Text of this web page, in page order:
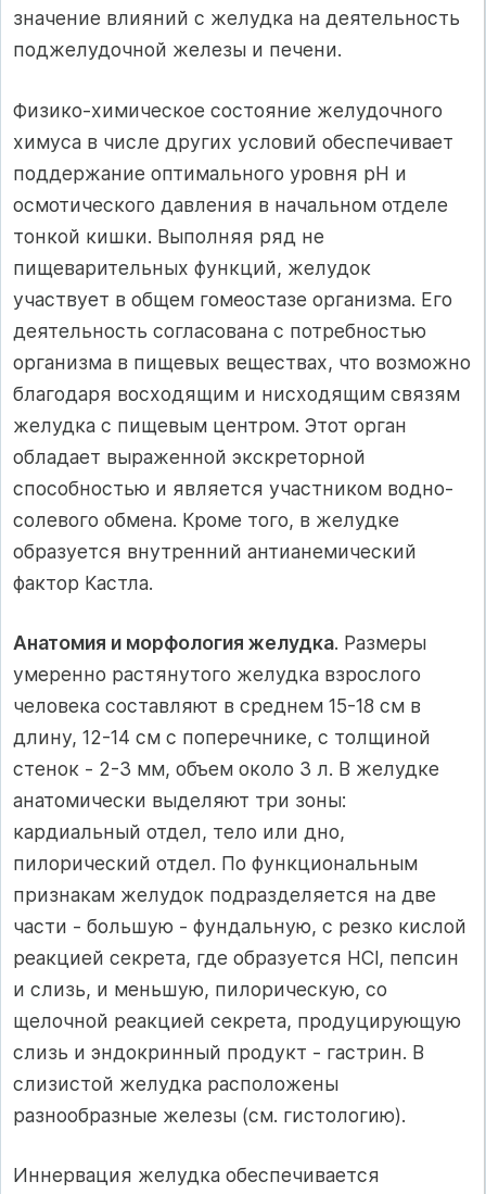
значение влияний с желудка на деятельность
поджелудочной железы и печени.
Физико-химическое состояние желудочного
химуса в числе других условий обеспечивает
поддержание оптимального уровня рН и
осмотического давления в начальном отделе
тонкой кишки. Выполняя ряд не
пищеварительных функций, желудок
участвует в общем гомеостазе организма. Его
деятельность согласована с потребностью
организма в пищевых веществах, что возможно
благодаря восходящим и нисходящим связям
желудка с пищевым центром. Этот орган
обладает выраженной экскреторной
способностью и является участником водно-
солевого обмена. Кроме того, в желудке
образуется внутренний антианемический
фактор Кастла.
Анатомия и морфология желудка. Размеры
умеренно растянутого желудка взрослого
человека составляют в среднем 15-18 см в
длину, 12-14 см с поперечнике, с толщиной
стенок - 2-3 мм, объем около 3 л. В желудке
анатомически выделяют три зоны:
кардиальный отдел, тело или дно,
пилорический отдел. По функциональным
признакам желудок подразделяется на две
части - большую - фундальную, с резко кислой
реакцией секрета, где образуется НCl, пепсин
и слизь, и меньшую, пилорическую, со
щелочной реакцией секрета, продуцирующую
слизь и эндокринный продукт - гастрин. В
слизистой желудка расположены
разнообразные железы (см. гистологию).
Иннервация желудка обеспечивается